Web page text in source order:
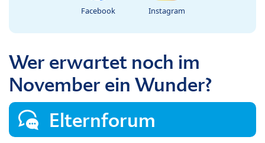
Facebook Instagram
Wer erwartet noch im
November ein Wunder?
Elternforum